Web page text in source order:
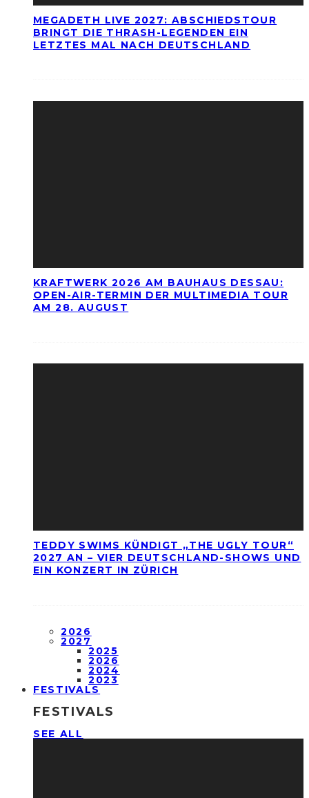
MEGADETH LIVE 2027: ABSCHIEDSTOUR
BRINGT DIE THRASH-LEGENDEN EIN
LETZTES MAL NACH DEUTSCHLAND
KRAFTWERK 2026 AM BAUHAUS DESSAU:
OPEN-AIR-TERMIN DER MULTIMEDIA TOUR
AM 28. AUGUST
TEDDY SWIMS KÜNDIGT „THE UGLY TOUR“
2027 AN – VIER DEUTSCHLAND-SHOWS UND
EIN KONZERT IN ZÜRICH
2026
2027
2025
2026
2024
2023
FESTIVALS
FESTIVALS
SEE ALL